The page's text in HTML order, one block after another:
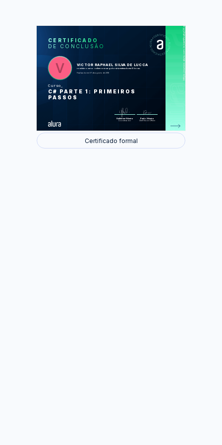
CERTIFICADO
DE CONCLUSÃO
VICTOR RAPHAEL SILVA DE LUCCA
concluiu o curso online com carga horária estimada em 8 horas.
Finalizado em 07 de agosto de 2018
Curso
C# PARTE 1: PRIMEIROS
PASSOS
Guilherme Silveira
Coordenador
Paulo Silveira
Chief Vision Officer
https://cursos.alura.com.br/certificate/05ae9364-6343-4dae-b16b-b050097d547f
LAS
História e ecossistema da linguagem
Nosso primeiro programa e o Visual
Variáveis numéricas
Certificado formal